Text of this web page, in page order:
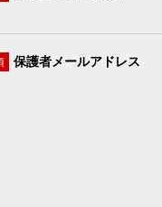
保護者メールアドレス